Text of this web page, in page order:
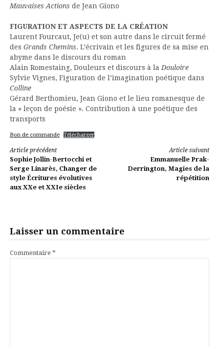
Mauvaises Actions de Jean Giono
FIGURATION ET ASPECTS DE LA CRÉATION
Laurent Fourcaut, Je(u) et son autre dans le circuit fermé
des Grands Chemins. L’écrivain et les figures de sa mise en
abyme dans le discours du roman
Alain Romestaing, Douleurs et discours à la Douloire
Sylvie Vignes, Figuration de l’imagination poétique dans
Colline
Gérard Berthomieu, Jean Giono et le lieu romanesque de
la « leçon de poésie ». Contribution à une poétique des
transports
Bon de commande Télécharger
Lire
la
suite
Article précédent
Sophie Jollin-Bertocchi et
Serge Linarès, Changer de
style Écritures évolutives
aux XXe et XXIe siècles
Article suivant
Emmanuelle Prak-
Derrington, Magies de la
répétition
Laisser un commentaire
Commentaire *